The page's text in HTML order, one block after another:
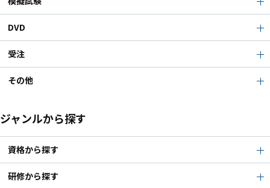
DVD
受注
その他
ジャンルから探す
資格から探す
研修から探す